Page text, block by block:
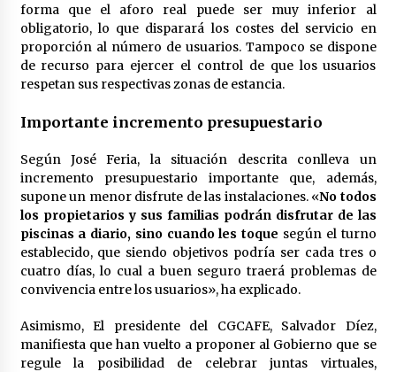
forma que el aforo real puede ser muy inferior al
obligatorio, lo que disparará los costes del servicio en
proporción al número de usuarios. Tampoco se dispone
de recurso para ejercer el control de que los usuarios
respetan sus respectivas zonas de estancia.
Importante incremento presupuestario
Según José Feria, la situación descrita conlleva un
incremento presupuestario importante que, además,
supone un menor disfrute de las instalaciones. «No todos
los propietarios y sus familias podrán disfrutar de las
piscinas a diario, sino cuando les toque según el turno
establecido, que siendo objetivos podría ser cada tres o
cuatro días, lo cual a buen seguro traerá problemas de
convivencia entre los usuarios», ha explicado.
Asimismo, El presidente del CGCAFE, Salvador Díez,
manifiesta que han vuelto a proponer al Gobierno que se
regule la posibilidad de celebrar juntas virtuales,